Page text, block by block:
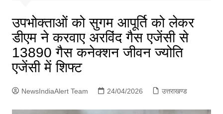
उपभोक्ताओं को सुगम आपूर्ति को लेकर
डीएम ने करवाए अरविंद गैस एजेंसी से
13890 गैस कनेक्शन जीवन ज्योति
एजेंसी में शिफ्ट
NewsIndiaAlert Team 24/04/2026 उत्तराखण्ड